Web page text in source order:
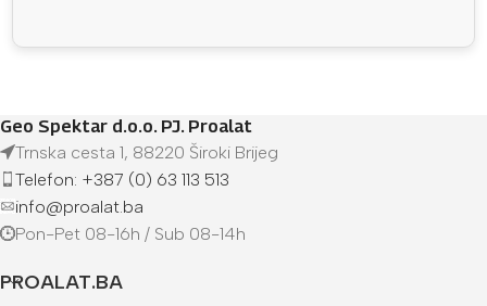
Geo Spektar d.o.o. PJ. Proalat
Trnska cesta 1, 88220 Široki Brijeg
Telefon: +387 (0) 63 113 513
info@proalat.ba
Pon-Pet 08-16h / Sub 08-14h
PROALAT.BA